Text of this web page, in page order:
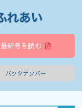
最新号を読む
バックナンバー